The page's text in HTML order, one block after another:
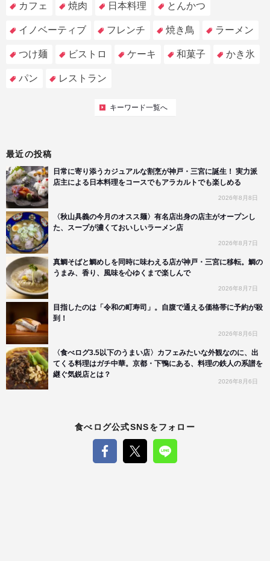
カフェ 焼肉 日本料理 とんかつ
イノベーティブ フレンチ 焼き鳥 ラーメン
つけ麺 ビストロ ケーキ 和菓子 かき氷
パン レストラン
キーワード一覧へ
最近の投稿
日常に寄り添うカジュアルな割烹が神戸・三宮に誕生！ 実力派
店主による日本料理をコースでもアラカルトでも楽しめる
2026年8月8日
〈秋山具義の今月のオスス麺〉有名店出身の店主がオープンし
た、スープが濃くておいしいラーメン店
2026年8月7日
真鯛そばと鯛めしを同時に味わえる店が神戸・三宮に移転。鯛の
うまみ、香り、風味を心ゆくまで楽しんで
2026年8月7日
目指したのは「令和の町寿司」。自腹で通える価格帯に予約が殺
到！
2026年8月6日
〈食べログ3.5以下のうまい店〉カフェみたいな外観なのに、出
てくる料理はガチ中華。京都・下鴨にある、料理の鉄人の系譜を
継ぐ気鋭店とは？
2026年8月6日
食べログ公式SNSをフォロー